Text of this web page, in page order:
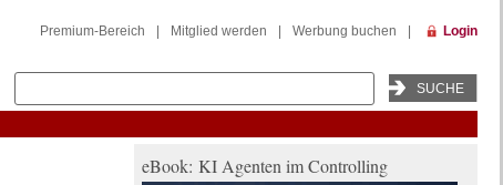
Premium-Bereich Mitglied werden Werbung buchen Login
eBook: KI Agenten im Controlling